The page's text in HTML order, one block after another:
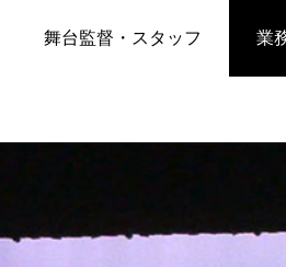
舞台監督・スタッフ 業
舞台制作実績：Ballet de Clarté 第7回発表